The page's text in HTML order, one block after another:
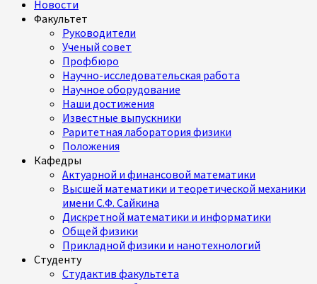
Новости
Факультет
Руководители
Ученый совет
Профбюро
Научно-исследовательская работа
Научное оборудование
Наши достижения
Известные выпускники
Раритетная лаборатория физики
Положения
Кафедры
Актуарной и финансовой математики
Высшей математики и теоретической механики
имени С.Ф. Сайкина
Дискретной математики и информатики
Общей физики
Прикладной физики и нанотехнологий
Студенту
Студактив факультета